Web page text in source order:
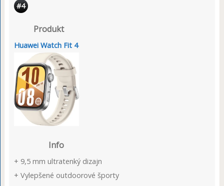
#4
Produkt
Huawei Watch Fit 4
Info
+ 9,5 mm ultratenký dizajn
+ Vylepšené outdoorové športy